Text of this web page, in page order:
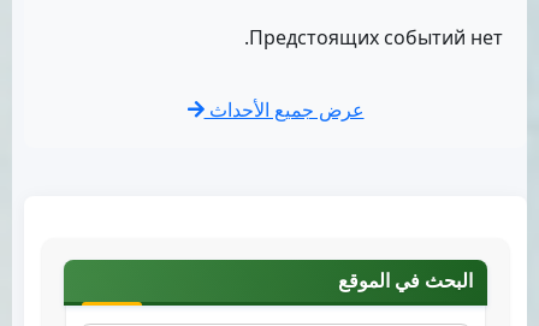
Предстоящих событий нет.
عرض جميع الأحداث
البحث في الموقع